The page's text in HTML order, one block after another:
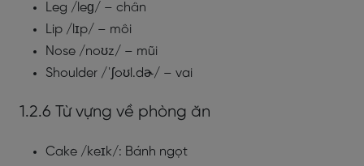
Leg /leɡ/ – chân
Lip /lɪp/ – môi
Nose /noʊz/ – mũi
Shoulder /ˈʃoʊl.dɚ/ – vai
1.2.6 Từ vựng về phòng ăn
Cake /keɪk/: Bánh ngọt